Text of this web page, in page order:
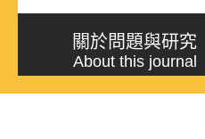
關於問題與研究
About this journal